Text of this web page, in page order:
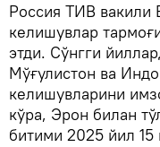
Россия ТИВ вакили
келишувлар
этди. Сўнгги
Мўғулистон ва
келишувларини
кўра, Эрон билан
битими 2025 йил 15